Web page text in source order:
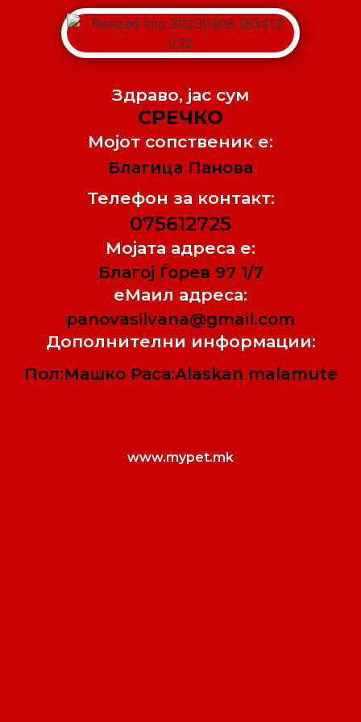
Здраво, jас сум
СРЕЧКО
Мојот сопственик е:
Благица Панова
Телефон за контакт:
075612725
Мојата адреса е:
Благој Ѓорев 97 1/7
еМаил адреса:
panovasilvana@gmail.com
Дополнителни информации:
Пол:Машко Раса:Alaskan malamute
www.mypet.mk